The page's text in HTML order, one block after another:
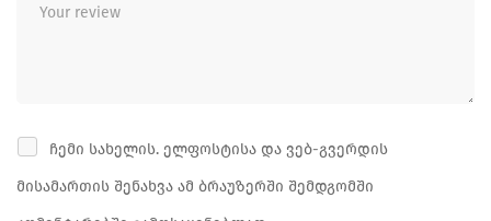
ჩემი სახელის. ელფოსტისა და ვებ-გვერდის
მისამართის შენახვა ამ ბრაუზერში შემდგომში